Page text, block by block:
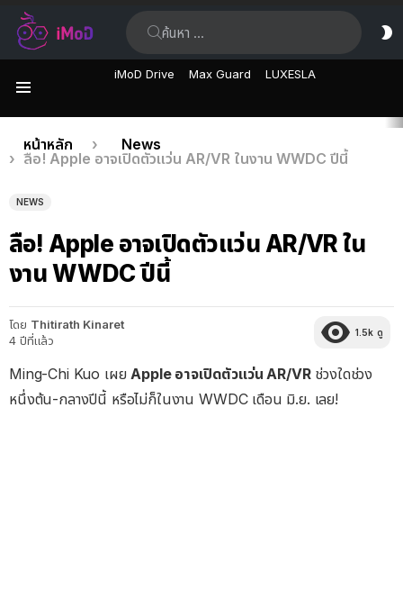
iMoD Drive Max Guard LUXESLA
เรื่อง
ล่าสุด
คุณอยู่ที่นี่:
หน้าหลัก
News
ลือ! Apple อาจเปิดตัวแว่น AR/VR ในงาน WWDC ปีนี้
NEWS
ลือ! Apple อาจเปิดตัวแว่น AR/VR ใน
งาน WWDC ปีนี้
โดย Thitirath Kinaret
4 ปีที่แล้ว
1.5k ดู
Ming-Chi Kuo เผยApple อาจเปิดตัวแว่น AR/VRช่วงใดช่วง
หนึ่งต้น-กลางปีนี้ หรือไม่ก็ในงาน WWDC เดือน มิ.ย. เลย!